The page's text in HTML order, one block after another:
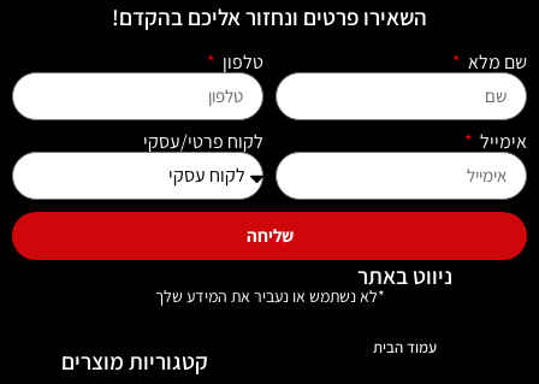
השאירו פרטים ונחזור אליכם בהקדם!
שם מלא טלפון
אימייל לקוח פרטי/עסקי
שליחה
*לא נשתמש או נעביר את המידע שלך
ניווט באתר
עמוד הבית קטגוריות מוצרים